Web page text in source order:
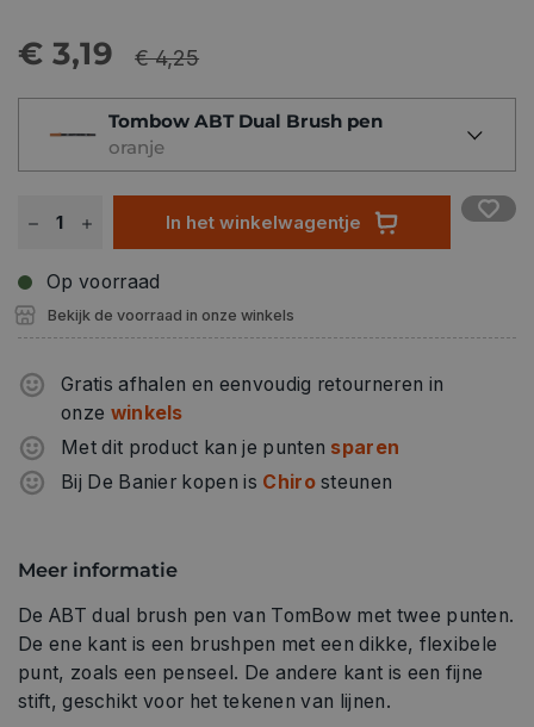
maken, maar ook voor illustraties, art-journaling en
zelfs het inkleuren van stempelafdrukken zijn deze
stiften erg geschikt.
€ 3,19 € 4,25
Tombow ABT Dual Brush pen
oranje
In het winkelwagentje
Op voorraad
Bekijk de voorraad in onze winkels
Gratis afhalen en eenvoudig retourneren in
onze winkels
Met dit product kan je punten sparen
Bij De Banier kopen is Chirosteunen
Meer informatie
De ABT dual brush pen van TomBow met twee punten.
De ene kant is een brushpen met een dikke, flexibele
punt, zoals een penseel. De andere kant is een fijne
stift, geschikt voor het tekenen van lijnen.